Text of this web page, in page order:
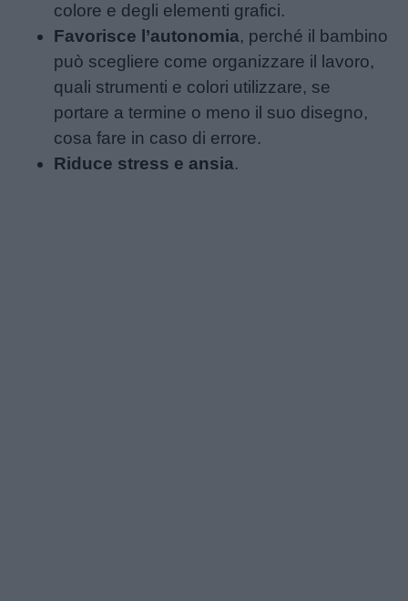
colore e degli elementi grafici.
Favorisce l’autonomia, perché il bambino
può scegliere come organizzare il lavoro,
quali strumenti e colori utilizzare, se
portare a termine o meno il suo disegno,
cosa fare in caso di errore.
Riduce stress e ansia.